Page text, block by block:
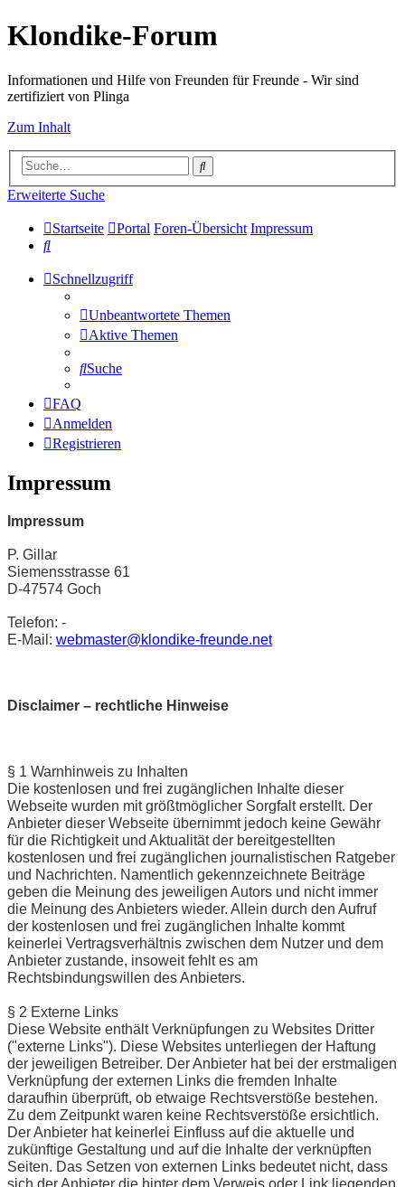
Klondike-Forum
Informationen und Hilfe von Freunden für Freunde - Wir sind
zertifiziert von Plinga
Zum Inhalt
Suche
Erweiterte Suche
Startseite Portal Foren-Übersicht Impressum
Suche
Schnellzugriff
Unbeantwortete Themen
Aktive Themen
Suche
FAQ
Anmelden
Registrieren
Impressum
Impressum
P. Gillar
Siemensstrasse 61
D-47574 Goch
Telefon: -
E-Mail: webmaster@klondike-freunde.net
Disclaimer – rechtliche Hinweise
§ 1 Warnhinweis zu Inhalten
Die kostenlosen und frei zugänglichen Inhalte dieser
Webseite wurden mit größtmöglicher Sorgfalt erstellt. Der
Anbieter dieser Webseite übernimmt jedoch keine Gewähr
für die Richtigkeit und Aktualität der bereitgestellten
kostenlosen und frei zugänglichen journalistischen Ratgeber
und Nachrichten. Namentlich gekennzeichnete Beiträge
geben die Meinung des jeweiligen Autors und nicht immer
die Meinung des Anbieters wieder. Allein durch den Aufruf
der kostenlosen und frei zugänglichen Inhalte kommt
keinerlei Vertragsverhältnis zwischen dem Nutzer und dem
Anbieter zustande, insoweit fehlt es am
Rechtsbindungswillen des Anbieters.
§ 2 Externe Links
Diese Website enthält Verknüpfungen zu Websites Dritter
("externe Links"). Diese Websites unterliegen der Haftung
der jeweiligen Betreiber. Der Anbieter hat bei der erstmaligen
Verknüpfung der externen Links die fremden Inhalte
daraufhin überprüft, ob etwaige Rechtsverstöße bestehen.
Zu dem Zeitpunkt waren keine Rechtsverstöße ersichtlich.
Der Anbieter hat keinerlei Einfluss auf die aktuelle und
zukünftige Gestaltung und auf die Inhalte der verknüpften
Seiten. Das Setzen von externen Links bedeutet nicht, dass